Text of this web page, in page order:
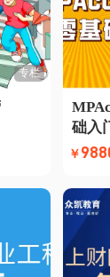
专栏
础入
￥